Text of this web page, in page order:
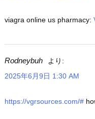
viagra online us pharmacy:
Rodneybuh
より:
2025年6月9日 1:30 AM
https://vgrsources.com/#